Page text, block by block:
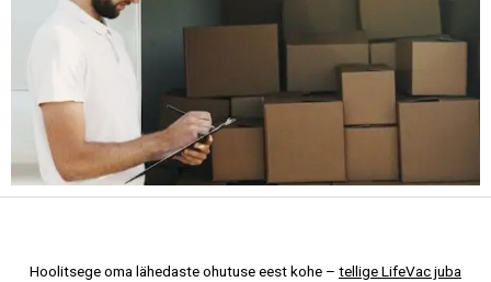
Hoolitsege oma lähedaste ohutuse eest kohe – tellige LifeVac juba